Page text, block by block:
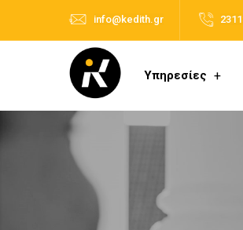
info@kedith.gr
Υπηρεσίες